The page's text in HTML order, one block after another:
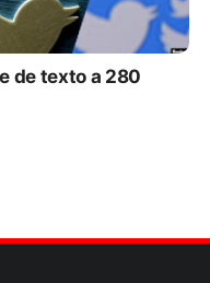
de texto a 280